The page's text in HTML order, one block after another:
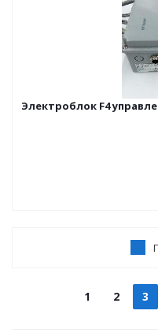
Электроблок F4
1 2 3